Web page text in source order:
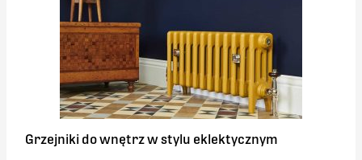
Grzejniki do wnętrz w stylu eklektycznym